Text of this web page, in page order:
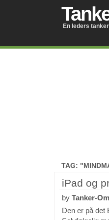
En leders
TAG:
iPad og
by Tanker-
Den er på det